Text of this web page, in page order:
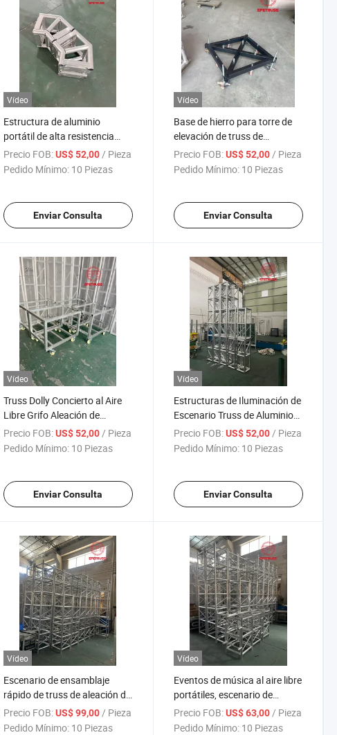
Vídeo
Estructura de aluminio
portátil de alta resistencia
para truss 290mm/400mm
truss plegable para
Precio FOB: US$ 52,00/ Pieza
Pedido Mínimo: 10 Piezas
Enviar Consulta
Vídeo
Base de hierro para torre de
elevación de truss de
aluminio, sistema de truss de
techo
Precio FOB: US$ 52,00/ Pieza
Pedido Mínimo: 10 Piezas
Enviar Consulta
Vídeo
Truss Dolly Concierto al Aire
Libre Grifo Aleación de
Aluminio 6061 Material Truss
Exhibiciones Utilizadas para
Precio FOB: US$ 52,00/ Pieza
Pedido Mínimo: 10 Piezas
Enviar Consulta
Vídeo
Estructuras de Iluminación de
Escenario Truss de Aluminio
Truss para Conciertos y
Bodas
Precio FOB: US$ 52,00/ Pieza
Pedido Mínimo: 10 Piezas
Enviar Consulta
Vídeo
Escenario de ensamblaje
rápido de truss de aleación de
aluminio portátil
Precio FOB: US$ 99,00 / Pieza
Pedido Mínimo: 10 Piezas
Vídeo
Eventos de música al aire libre
portátiles, escenario de
bodas, truss de aluminio,
escenario para eventos
Precio FOB: US$ 63,00 / Pieza
Pedido Mínimo: 10 Piezas